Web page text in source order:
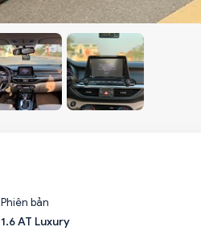
Phiên bản
1.6 AT Luxury